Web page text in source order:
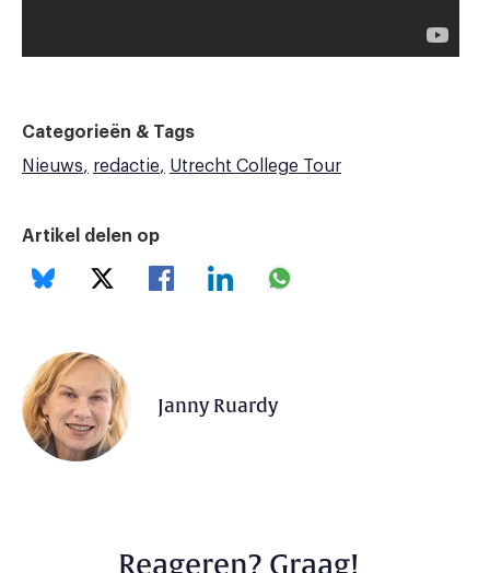
Categorieën & Tags
Nieuws
redactie Utrecht College Tour
Artikel delen op
Janny Ruardy
Reageren? Graag!